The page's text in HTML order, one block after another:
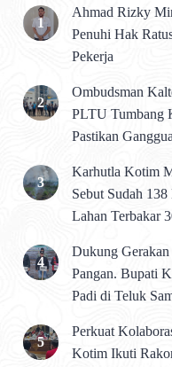
Ahmad Rizky
Penuhi Hak
Pekerja
Ombudsman
PLTU Tumbang
Pastikan
Karhutla Kotim
Sebut Sudah
Lahan Terbakar
Dukung Gerakan
Pangan. Bupati
Padi di Teluk
Perkuat
Kotim Ikuti